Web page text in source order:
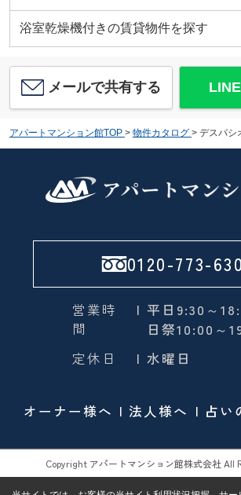
浴室乾燥機付きの賃貸物件を探す
メールで共有する
アパートマンション館TOP > 物件カタログ > デスパシ
0120-773-630
営業時
間
| 平日9:30～
日祭10:00～
定休日
| 水曜日
オーナー様へ 法人様へ 占い
Copyright アパートマンション館株式会社 All